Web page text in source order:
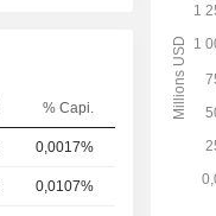
% Capi.
0,0017%
0,0107%